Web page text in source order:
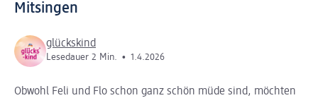
Mitsingen
glückskind
Lesedauer 2 Min. • 1.4.2026
Obwohl Feli und Flo schon ganz schön müde sind, möchten